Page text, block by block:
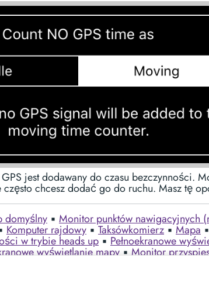
jest dodawany do czasu bezczynności.
chcesz dodać go do ruchu. Masz tę
domyślny ▪︎ Monitor punktów nawigacyjnych
Komputer rajdowy ▪︎Taksówkomierz ▪︎Mapa ▪︎
w trybie heads up ▪︎ Pełnoekranowe
wyświetlanie mapy▪︎Monitor